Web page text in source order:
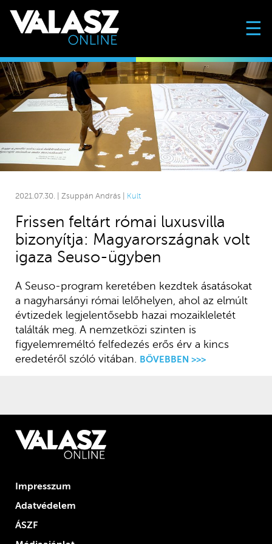
☰
2021.07.30. | Zsuppán András | Kult
Frissen feltárt római luxusvilla
bizonyítja: Magyarországnak volt
igaza Seuso-ügyben
A Seuso-program keretében kezdtek ásatásokat
a nagyharsányi római lelőhelyen, ahol az elmúlt
évtizedek legjelentősebb hazai mozaikleletét
találták meg. A nemzetközi szinten is
figyelemreméltó felfedezés erős érv a kincs
eredetéről szóló vitában. BŐVEBBEN >>>
Impresszum
Adatvédelem
ÁSZF